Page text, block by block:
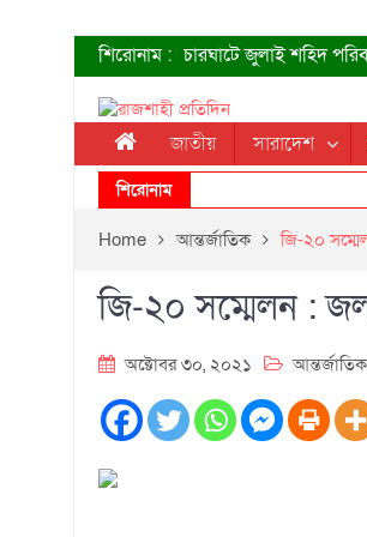
শিরোনাম : চারঘাটে জুলাই শহিদ
শহীদদের প্রত্যাশা
ত্বক ভালো রাখতে যে ৫
জুলাই স্মৃতি জাদুঘরের
শাহরুখের নতুন সিনেমার
ডেনিস লিয়ামিন রাশিয়ার
জুলাই শহিদদের আত্মত্যাগ
জাতীয় সারাদেশ
শিরোনাম
Home আন্তর্জাতিক জি-২০
জি-২০ সম্মেলন :
অক্টোবর ৩০, ২০২১ আন্তর্জাতিক